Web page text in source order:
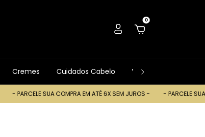
0
Cremes Cuidados Cabelo Ver Tudo
SUA COMPRA EM ATÉ 6X SEM JUROS - - PARCELE SUA